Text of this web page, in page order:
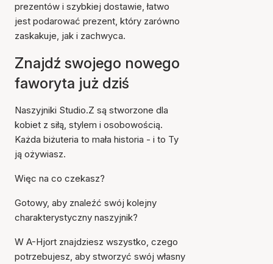
prezentów i szybkiej dostawie, łatwo
jest podarować prezent, który zarówno
zaskakuje, jak i zachwyca.
Znajdź swojego nowego
faworyta już dziś
Naszyjniki Studio.Z są stworzone dla
kobiet z siłą, stylem i osobowością.
Każda biżuteria to mała historia - i to Ty
ją ożywiasz.
Więc na co czekasz?
Gotowy, aby znaleźć swój kolejny
charakterystyczny naszyjnik?
W A-Hjort znajdziesz wszystko, czego
potrzebujesz, aby stworzyć swój własny